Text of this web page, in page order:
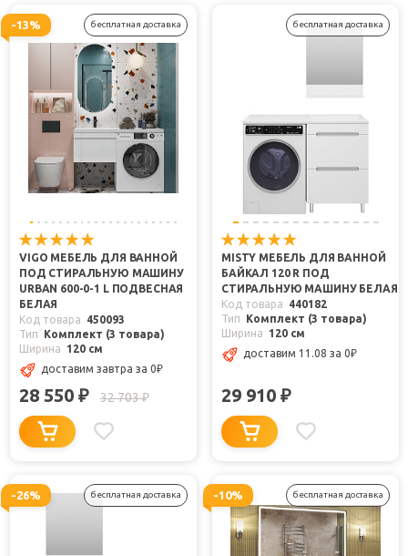
-13% бесплатная доставка
VIGO МЕБЕЛЬ ДЛЯ ВАННОЙ
ПОД СТИРАЛЬНУЮ МАШИНУ
URBAN 600-0-1 L ПОДВЕСНАЯ
БЕЛАЯ
Код товара
450093
Тип
Комплект (3 товара)
Ширина
120 см
доставим завтра за 0₽
28 550 ₽ 32 703₽
бесплатная доставка
MISTY МЕБЕЛЬ ДЛЯ ВАННОЙ
БАЙКАЛ 120 R ПОД
СТИРАЛЬНУЮ МАШИНУ БЕЛАЯ
Код товара
440182
Тип
Комплект (3 товара)
Ширина
120 см
доставим 11.08 за 0₽
29 910 ₽
-26% бесплатная доставка -10% бесплатная доставка